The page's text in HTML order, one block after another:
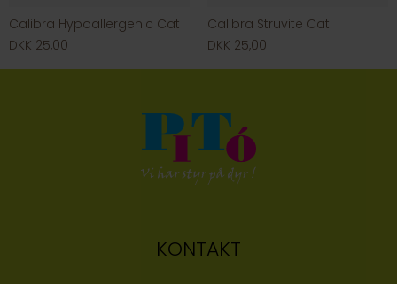
Calibra Hypoallergenic Cat
DKK 25,00
Calibra Struvite Cat
DKK 25,00
KONTAKT